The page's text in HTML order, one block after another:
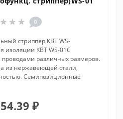
0
стриппер КВТ WS-
изоляции КВТ WS-01С
проводами различных размеров.
из нержавеющей стали,
Семипозиционные
₽